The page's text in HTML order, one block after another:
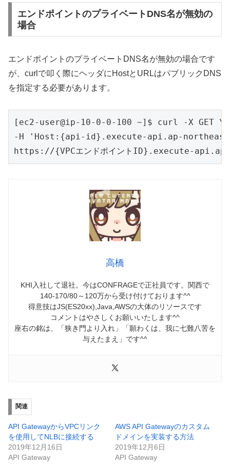
エンドポイントのプライベートDNS名が無効の
場合
エンドポイントのプライベートDNS名が無効の場合です
が、curlで叩く際にヘッダにHostとURLはパブリックDNS
を指定する必要があります。
[ec2-user@ip-10-0-0-100 ~]$ curl -X GET \
-H 'Host:{api-id}.execute-api.ap-northeast-
https://{VPCエンドポイントID}.execute-
高橋
KHI入社して退社。今はCONFRAGEで正社員です。関西で
140-170/80～120万から受け付けております^^
得意技はJS(ES20xx),Java,AWSの大体のリソースです
コメントはやさしくお願いいたします^^
座右の銘は、「狭き門より入れ」「願わくは、我に七難八苦を
与えたまえ」です^^
関連
API GatewayからVPCリンク
を使用してNLBに接続する
2019年12月16日
API Gateway
AWS API Gatewayのカスタム
ドメインを実装する方法
2019年12月6日
API Gateway